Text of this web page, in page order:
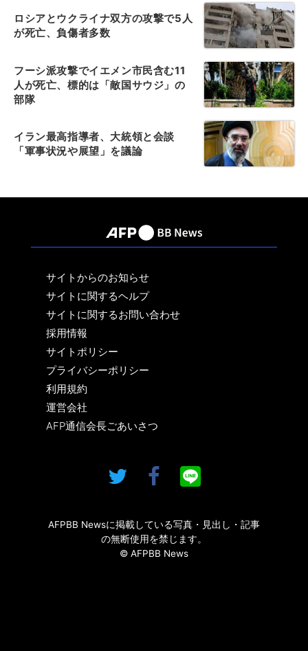
ロシアとウクライナ双方の攻撃で5人
が死亡、負傷者多数
フーシ派攻撃でイエメン市民含む11
人が死亡、標的は「敵国サウジ」の
部隊
イラン最高指導者、大統領と会談
「軍事状況や展望」を議論
サイトからのお知らせ
サイトに関するヘルプ
サイトに関するお問い合わせ
採用情報
サイトポリシー
プライバシーポリシー
利用規約
運営会社
AFP通信会長ごあいさつ
AFPBB Newsに掲載している写真・見出し・記事
の無断使用を禁じます。
© AFPBB News